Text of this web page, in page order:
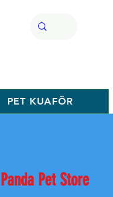
PET KUAFÖR
Panda Pet Store